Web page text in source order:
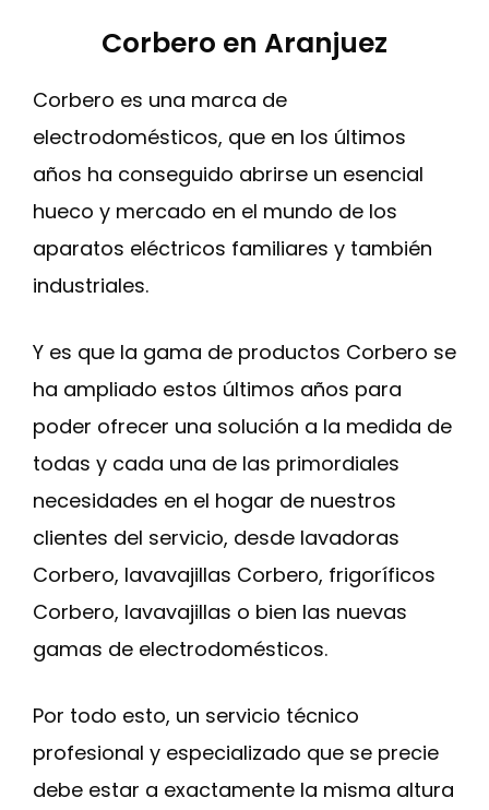
Corbero en Aranjuez
Corbero es una marca de
electrodomésticos, que en los últimos
años ha conseguido abrirse un esencial
hueco y mercado en el mundo de los
aparatos eléctricos familiares y también
industriales.
Y es que la gama de productos Corbero se
ha ampliado estos últimos años para
poder ofrecer una solución a la medida de
todas y cada una de las primordiales
necesidades en el hogar de nuestros
clientes del servicio, desde lavadoras
Corbero, lavavajillas Corbero, frigoríficos
Corbero, lavavajillas o bien las nuevas
gamas de electrodomésticos.
Por todo esto, un servicio técnico
profesional y especializado que se precie
debe estar a exactamente la misma altura